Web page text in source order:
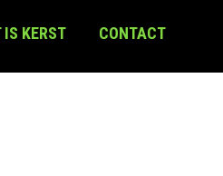
IS KERST CONTACT